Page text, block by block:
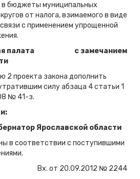
в бюджеты муниципальных
от налога, взимаемого в виде
с применением упрощенной
палата
с замечанием
2 проекта закона дополнить
силу абзаца 4 статьи 1
№ 41-з.
Ярославской области
в соответствии с поступившими
Вх. от 20.09.2012 № 2244